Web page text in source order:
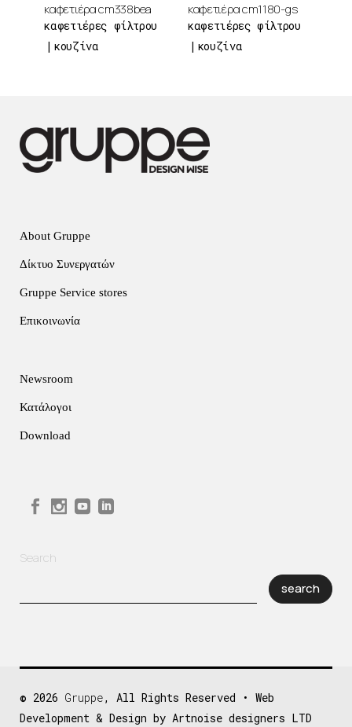
καφετιέρα cm338bea
καφετιέρες φίλτρου
κουζίνα
καφετιέρα cm1180-gs
καφετιέρες φίλτρου
κουζίνα
About Gruppe
Δίκτυο Συνεργατών
Gruppe Service stores
Επικοινωνία
Newsroom
Κατάλογοι
Download
Search
search
© 2026 Gruppe, All Rights Reserved • Web
Development & Design by Artnoise designers LTD